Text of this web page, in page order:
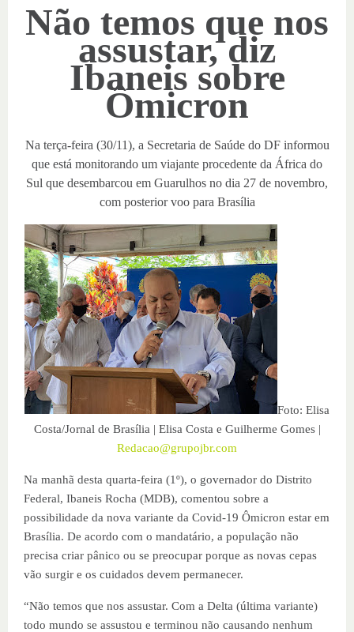
Não temos que nos
assustar, diz
Ibaneis sobre
Ômicron
Na terça-feira (30/11), a Secretaria de Saúde do DF informou
que está monitorando um viajante procedente da África do
Sul que desembarcou em Guarulhos no dia 27 de novembro,
com posterior voo para Brasília
Foto: Elisa
Costa/Jornal de Brasília | Elisa Costa e Guilherme Gomes |
Redacao@grupojbr.com
Na manhã desta quarta-feira (1º), o governador do Distrito
Federal, Ibaneis Rocha (MDB), comentou sobre a
possibilidade da nova variante da Covid-19 Ômicron estar em
Brasília. De acordo com o mandatário, a população não
precisa criar pânico ou se preocupar porque as novas cepas
vão surgir e os cuidados devem permanecer.
“Não temos que nos assustar. Com a Delta (última variante)
todo mundo se assustou e terminou não causando nenhum